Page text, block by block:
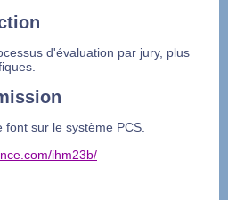
d'évaluation par jury, plus
sur le système PCS.
ihm23b/